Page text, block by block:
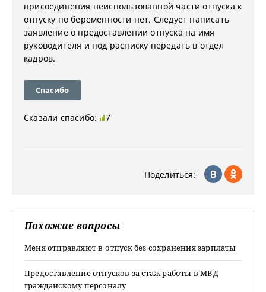
присоединения неиспользованной части отпуска к
отпуску по беременности нет. Следует написать
заявление о предоставлении отпуска на имя
руководителя и под расписку передать в отдел
кадров.
Спасибо
Сказали спасибо: 7
Поделиться:
Похожие вопросы
Меня отправляют в отпуск без сохранения зарплаты
Предоставление отпусков за стаж работы в МВД
гражданскому персоналу